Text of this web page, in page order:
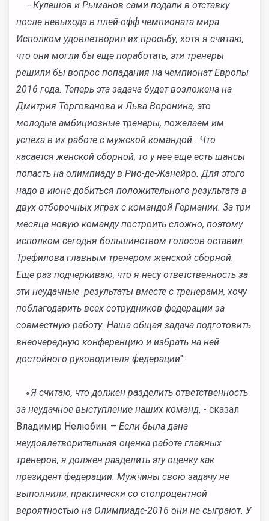
- Кулешов и Рыманов сами подали в отставку
после невыхода в плей-офф чемпионата мира.
Исполком удовлетворил их просьбу, хотя я считаю,
что они могли бы еще поработать, эти тренеры
решили бы вопрос попадания на чемпионат Европы
2016 года. Теперь эта задача будет возложена на
Дмитрия Торгованова и Льва Воронина, это
молодые амбициозные тренеры, пожелаем им
успеха в их работе с мужской командой.. Что
касается женской сборной, то у неё еще есть шансы
попасть на олимпиаду в Рио-де-Жанейро. Для этого
надо в июне добиться положительного результата в
двух отборочных играх с командой Германии. За три
месяца новую команду построить сложно, поэтому
исполком сегодня большинством голосов оставил
Трефилова главным тренером женской сборной.
Еще раз подчеркиваю, что я несу ответственность за
эти неудачные результаты вместе с тренерами, хочу
поблагодарить всех сотрудников федерации за
совместную работу. Наша общая задача подготовить
внеочередную конференцию и избрать на ней
достойного руководителя федерации".:
«Я считаю, что должен разделить ответственность
за неудачное выступление наших команд, - сказал
Владимир Нелюбин. – Если была дана
неудовлетворительная оценка работе главных
тренеров, я должен разделить эту оценку как
президент федерации. Мужчины свою задачу не
выполнили, практически со стопроцентной
вероятностью на Олимпиаде-2016 они не сыграют. У